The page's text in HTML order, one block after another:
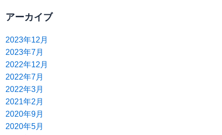
アーカイブ
2023年12月
2023年7月
2022年12月
2022年7月
2022年3月
2021年2月
2020年9月
2020年5月